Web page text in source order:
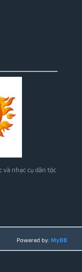
và nhạc cụ dân tộc
Powered by: MyBB